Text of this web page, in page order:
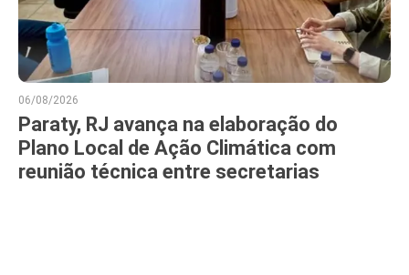
06/08/2026
Paraty, RJ avança na elaboração do
Plano Local de Ação Climática com
reunião técnica entre secretarias